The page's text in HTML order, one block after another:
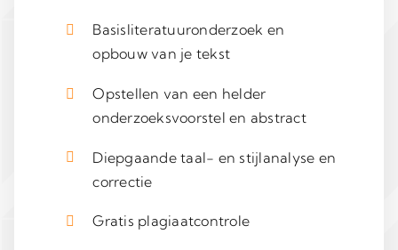
Basisliteratuuronderzoek en
opbouw van je tekst
Opstellen van een helder
onderzoeksvoorstel en abstract
Diepgaande taal- en stijlanalyse en
correctie
Gratis plagiaatcontrole